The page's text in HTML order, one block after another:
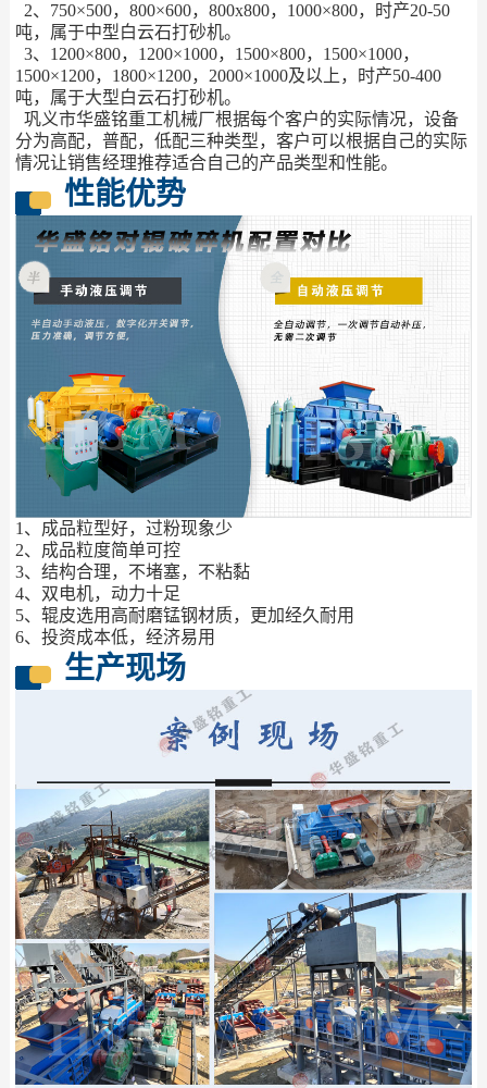
2、750×500，800×600，800x800，1000×800，时产20-50
吨，属于中型白云石打砂机。
3、1200×800，1200×1000，1500×800，1500×1000，
1500×1200，1800×1200，2000×1000及以上，时产50-400
吨，属于大型白云石打砂机。
巩义市华盛铭重工机械厂根据每个客户的实际情况，设备
分为高配，普配，低配三种类型，客户可以根据自己的实际
情况让销售经理推荐适合自己的产品类型和性能。
性能优势
1、成品粒型好，过粉现象少
2、成品粒度简单可控
3、结构合理，不堵塞，不粘黏
4、双电机，动力十足
5、辊皮选用高耐磨锰钢材质，更加经久耐用
6、投资成本低，经济易用
生产现场